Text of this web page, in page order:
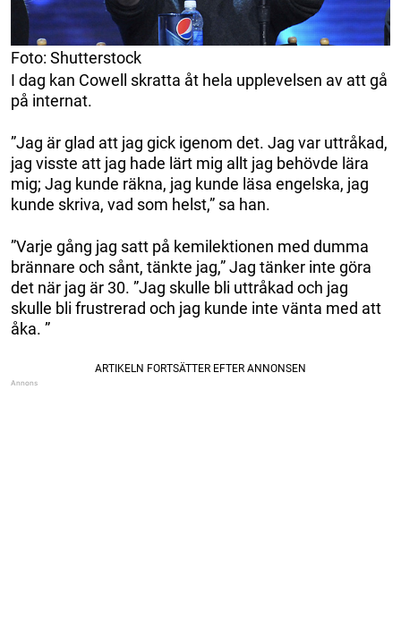
Foto: Shutterstock
I dag kan Cowell skratta åt hela upplevelsen av att gå
på internat.
”Jag är glad att jag gick igenom det. Jag var uttråkad,
jag visste att jag hade lärt mig allt jag behövde lära
mig; Jag kunde räkna, jag kunde läsa engelska, jag
kunde skriva, vad som helst,” sa han.
”Varje gång jag satt på kemilektionen med dumma
brännare och sånt, tänkte jag,” Jag tänker inte göra
det när jag är 30. ”Jag skulle bli uttråkad och jag
skulle bli frustrerad och jag kunde inte vänta med att
åka. ”